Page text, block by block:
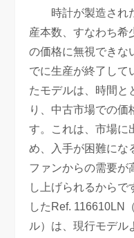
時計が製造され
産本数、すなわち希
の価格に無視できな
でに生産が終了して
たモデルは、時間と
り、中古市場での価
す。これは、市場に
め、入手が困難にな
ファンからの需要が
し上げられるからで
したRef. 116610LN
ル）は、現行モデル